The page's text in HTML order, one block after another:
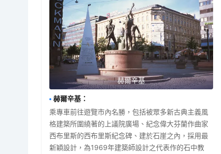
赫爾辛基
赫爾辛基 ：
乘專車前往遊覽市內名勝，包括被眾多新古典主義風
格建築所圍繞著的上議院廣場、紀念偉大芬蘭作曲家
西布里斯的西布里斯紀念碑、建於石崖之內，採用最
新穎設計，為1969年建築師設計之代表作的石中教